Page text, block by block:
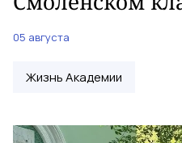
05 августа
Жизнь Академии